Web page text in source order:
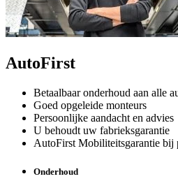
AutoFirst
Betaalbaar onderhoud aan alle
Goed opgeleide monteurs
Persoonlijke aandacht en advies
U behoudt uw fabrieksgarantie
AutoFirst Mobiliteitsgarantie bij
Onderhoud